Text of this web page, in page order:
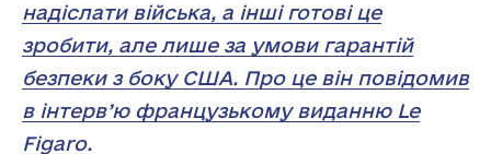
надіслати війська, а інші готові це
зробити, але лише за умови гарантій
безпеки з боку США. Про це він повідомив
в інтерв’ю французькому виданню Le
Figaro.